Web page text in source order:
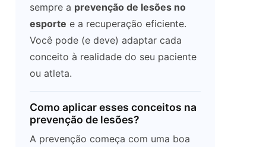
sempre a prevenção de lesões no
esporte e a recuperação eficiente.
Você pode (e deve) adaptar cada
conceito à realidade do seu paciente
ou atleta.
Como aplicar esses conceitos na
prevenção de lesões?
A prevenção começa com uma boa